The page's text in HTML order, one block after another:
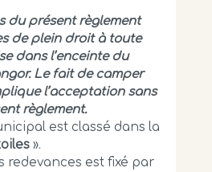
du présent règlement
de plein droit à toute
dans l’enceinte du
Le fait de camper
l’acceptation sans
règlement.
est classé dans la
».
redevances est fixé par